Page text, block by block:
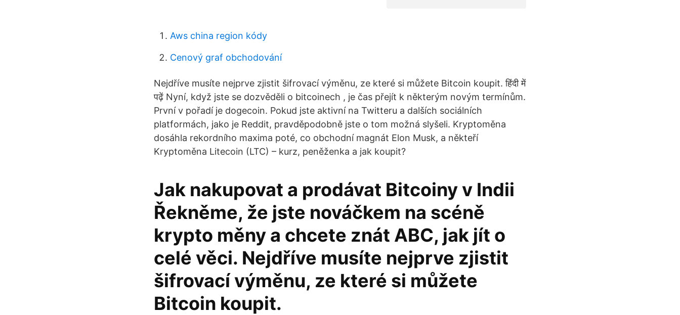
Aws china region kódy
Cenový graf obchodování
Nejdříve musíte nejprve zjistit šifrovací výměnu, ze které si můžete Bitcoin koupit. हिंदी में
पढ़ें Nyní, když jste se dozvěděli o bitcoinech , je čas přejít k některým novým termínům.
První v pořadí je dogecoin. Pokud jste aktivní na Twitteru a dalších sociálních
platformách, jako je Reddit, pravděpodobně jste o tom možná slyšeli. Kryptoměna
dosáhla rekordního maxima poté, co obchodní magnát Elon Musk, a někteří
Kryptoměna Litecoin (LTC) – kurz, peněženka a jak koupit?
Jak nakupovat a prodávat Bitcoiny v Indii
Řekněme, že jste nováčkem na scéně
krypto měny a chcete znát ABC, jak jít o
celé věci. Nejdříve musíte nejprve zjistit
šifrovací výměnu, ze které si můžete
Bitcoin koupit.